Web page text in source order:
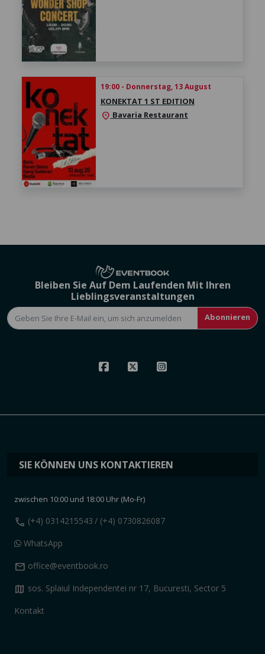
19:00 - Donnerstag, 13 August
KONEKTAT 1 ST EDITION
location_on Bavaria Restaurant
Bleiben Sie Auf Dem Laufenden Mit Ihren
Lieblingsveranstaltungen
Abonnieren
SIE KÖNNEN UNS KONTAKTIEREN
zwischen 10:00 und 18:00 Uhr (Mo-Fr)
call (+4) 0314215543 / (+4) 0730826087
WhatsApp
mail office@eventbook.ro
map sos. Splaiul Independentei nr 17, Bucuresti, Sector 5
Kontakt